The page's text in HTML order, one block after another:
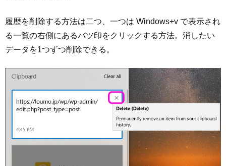
履歴を削除する方法は二つ、一つは Windows+v で表示され
る一覧の右側にあるバツ印をクリックする方法。消したい
データを1つずつ削除できる。